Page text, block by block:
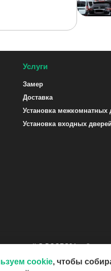
Услуги
Замер
Доставка
Установка межкомнатных
Установка входных дверей
дверей G-DOORS24.ru ©
cookie, чтобы